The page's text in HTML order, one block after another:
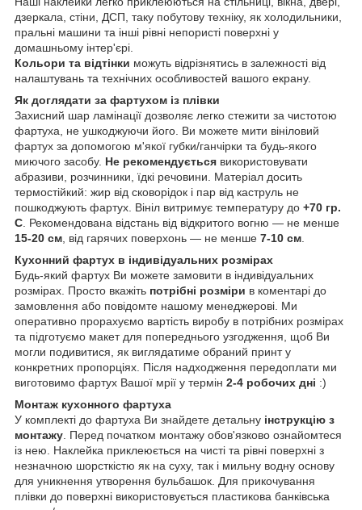
дзеркала, стіни, ДСП, таку побутову техніку, як холодильники,
пральні машини та інші рівні непористі поверхні у
домашньому інтер'єрі.
Кольори та відтінки можуть відрізнятись в залежності від
налаштувань та технічних особливостей вашого екрану.
Як доглядати за фартухом із плівки
Захисний шар ламінації дозволяє легко стежити за чистотою
фартуха, не ушкоджуючи його. Ви можете мити вініловий
фартух за допомогою м'якої губки/ганчірки та будь-якого
миючого засобу. Не рекомендується використовувати
абразиви, розчинники, їдкі речовини. Матеріал досить
термостійкий: жир від сковорідок і пар від каструль не
пошкоджують фартух. Вініл витримує температуру до +70 гр.
С. Рекомендована відстань від відкритого вогню — не менше
15-20 см, від гарячих поверхонь — не менше 7-10 см.
Кухонний фартух в індивідуальних розмірах
Будь-який фартух Ви можете замовити в індивідуальних
розмірах. Просто вкажіть потрібні розміри в коментарі до
замовлення або повідомте нашому менеджерові. Ми
оперативно прорахуємо вартість виробу в потрібних розмірах
та підготуємо макет для попереднього узгодження, щоб Ви
могли подивитися, як виглядатиме обраний принт у
конкретних пропорціях. Після надходження передоплати ми
виготовимо фартух Вашої мрії у термін 2-4 робочих дні :)
Монтаж кухонного фартуха
У комплекті до фартуха Ви знайдете детальну інструкцію з
монтажу. Перед початком монтажу обов'язково ознайомтеся
із нею. Наклейка приклеюється на чисті та рівні поверхні з
незначною шорсткістю як на суху, так і мильну водну основу
для уникнення утворення бульбашок. Для прикочування
плівки до поверхні використовується пластикова банківська